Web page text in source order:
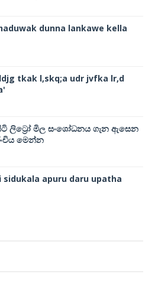
dunna lankawe kella
tkak l,skq;a udr jvfka lr,d
ලිට්‍රෝ මිල සංශෝධනය ගැන ඇසෙන
මෙන්න
sidukala apuru daru upatha